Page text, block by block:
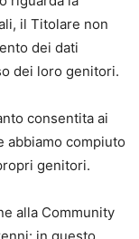
il Titolare non
dei dati
dei loro genitori.
consentita ai
abbiamo compiuto
genitori.
alla Community